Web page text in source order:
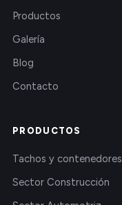
Productos
Galería
Blog
Contacto
PRODUCTOS
Tachos y contenedores
Sector Construcción